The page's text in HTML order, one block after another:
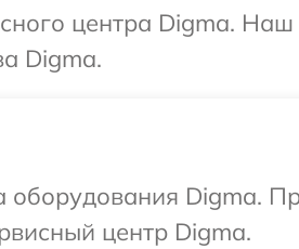
центра Digma. Наш
Digma.
оборудования Digma.
центр Digma.